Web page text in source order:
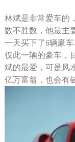
林斌是非常爱车的
数不胜数，他最主
一天买下了6辆豪
仅此一辆的豪车，
斌的最爱，可是风
亿万富翁，也会有